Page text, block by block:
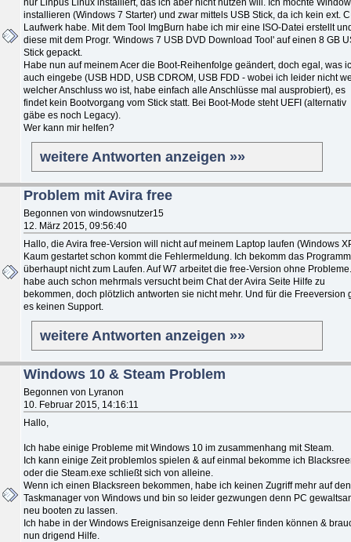
installieren (Windows 7 Starter) und zwar mittels USB Stick, da ich kein ext.
Laufwerk habe. Mit dem Tool ImgBurn habe ich mir eine ISO-Datei erstellt
diese mit dem Progr. 'Windows 7 USB DVD Download Tool' auf einen 8 GB
Stick gepackt.
Habe nun auf meinem Acer die Boot-Reihenfolge geändert, doch egal, was
auch eingebe (USB HDD, USB CDROM, USB FDD - wobei ich leider nicht
welcher Anschluss wo ist, habe einfach alle Anschlüsse mal ausprobiert), es
findet kein Bootvorgang vom Stick statt. Bei Boot-Mode steht UEFI (alternativ
gäbe es noch Legacy).
Wer kann mir helfen?
weitere Antworten anzeigen »»
Problem mit Avira free
Begonnen von windowsnutzer15
12. März 2015, 09:56:40
Hallo, die Avira free-Version will nicht auf meinem Laptop laufen (Windows
Kaum gestartet schon kommt die Fehlermeldung. Ich bekomm das Programm
überhaupt nicht zum Laufen. Auf W7 arbeitet die free-Version ohne
habe auch schon mehrmals versucht beim Chat der Avira Seite Hilfe zu
bekommen, doch plötzlich antworten sie nicht mehr. Und für die Freeversion
es keinen Support.
weitere Antworten anzeigen »»
Windows 10 & Steam Problem
Begonnen von Lyranon
10. Februar 2015, 14:16:11
Hallo,
Ich habe einige Probleme mit Windows 10 im zusammenhang mit Steam.
Ich kann einige Zeit problemlos spielen & auf einmal bekomme ich
oder die Steam.exe schließt sich von alleine.
Wenn ich einen Blacksreen bekommen, habe ich keinen Zugriff mehr auf
Taskmanager von Windows und bin so leider gezwungen denn PC
neu booten zu lassen.
Ich habe in der Windows Ereignisanzeige denn Fehler finden können &
nun drigend Hilfe.